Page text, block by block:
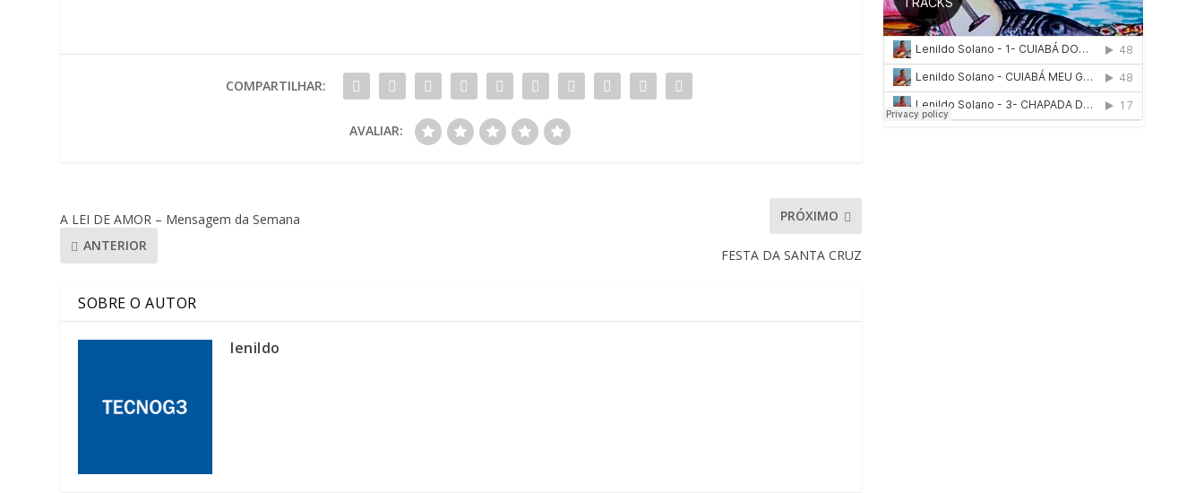
COMPARTILHAR:
AVALIAR:
A LEI DE AMOR – Mensagem da Semana
ANTERIOR
PRÓXIMO
FESTA DA SANTA CRUZ
SOBRE O AUTOR
lenildo